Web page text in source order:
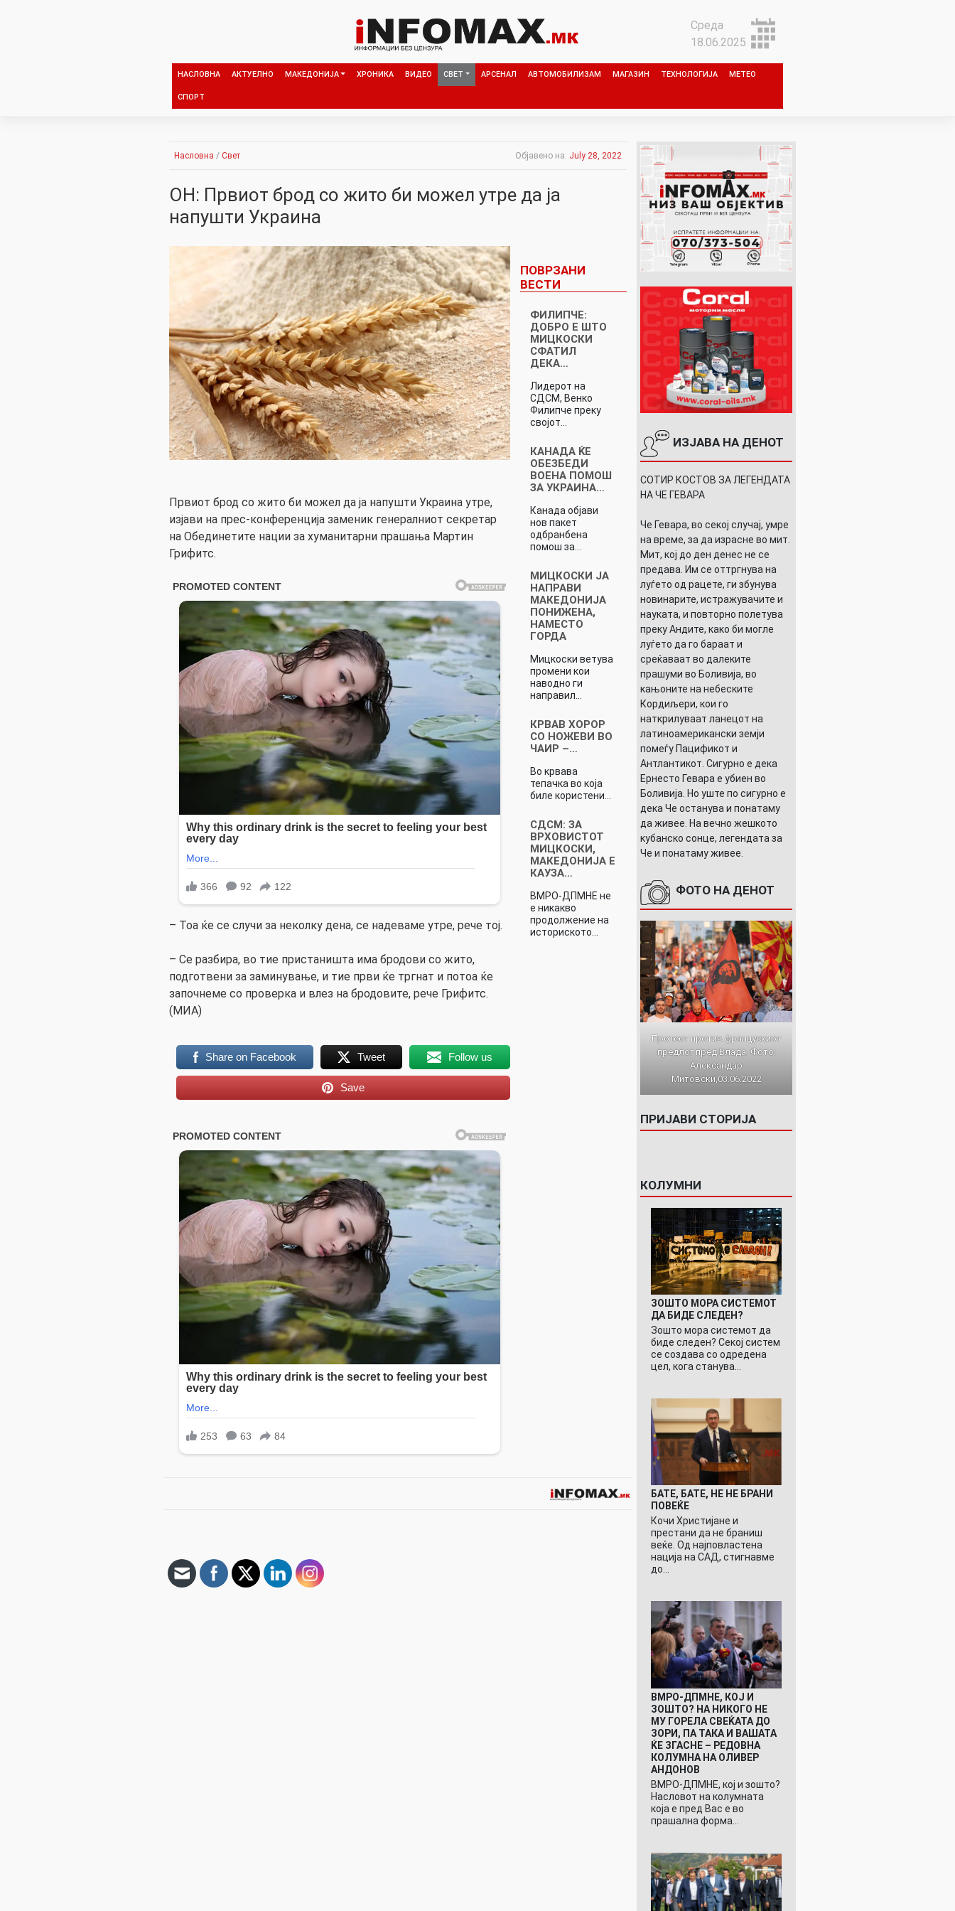
Среда
18.06.2025
НАСЛОВНА АКТУЕЛНО МАКЕДОНИЈА ХРОНИКА ВИДЕО СВЕТ АРСЕНАЛ АВТОМОБИЛИЗАМ МАГАЗИН ТЕХНОЛОГИЈА МЕТЕО
СПОРТ
Насловна / Свет Објавено на: July 28, 2022
ОН: Првиот брод со жито би можел утре да ја
напушти Украина
Првиот брод со жито би можел да ја напушти Украина утре,
изјави на прес-конференција заменик генералниот секретар
на Обединетите нации за хуманитарни прашања Мартин
Грифитс.
– Тоа ќе се случи за неколку дена, се надеваме утре, рече тој.
– Се разбира, во тие пристаништа има бродови со жито,
подготвени за заминување, и тие први ќе тргнат и потоа ќе
започнеме со проверка и влез на бродовите, рече Грифитс.
(МИА)
Share on Facebook Tweet Follow us
Save
ПОВРЗАНИ
ВЕСТИ
ФИЛИПЧЕ:
ДОБРО Е ШТО
МИЦКОСКИ
СФАТИЛ
ДЕКА…
Лидерот на
СДСМ, Венко
Филипче преку
својот…
КАНАДА ЌЕ
ОБЕЗБЕДИ
ВОЕНА ПОМОШ
ЗА УКРАИНА…
Канада објави
нов пакет
одбранбена
помош за…
МИЦКОСКИ ЈА
НАПРАВИ
МАКЕДОНИЈА
ПОНИЖЕНА,
НАМЕСТО
ГОРДА
Мицкоски ветува
промени кои
наводно ги
направил…
КРВАВ ХОРОР
СО НОЖЕВИ ВО
ЧАИР –…
Во крвава
тепачка во која
биле користени…
СДСМ: ЗА
ВРХОВИСТОТ
МИЦКОСКИ,
МАКЕДОНИЈА Е
КАУЗА…
ВМРО-ДПМНЕ не
е никакво
продолжение на
историското…
ИЗЈАВА НА ДЕНОТ
СОТИР КОСТОВ ЗА ЛЕГЕНДАТА
НА ЧЕ ГЕВАРА
Че Гевара, во секој случај, умре
на време, за да израсне во мит.
Мит, кој до ден денес не се
предава. Им се оттргнува на
луѓето од рацете, ги збунува
новинарите, истражувачите и
науката, и повторно полетува
преку Андите, како би могле
луѓето да го бараат и
среќаваат во далеките
прашуми во Боливија, во
кањоните на небеските
Кордиљери, кои го
наткрилуваат ланецот на
латиноамерикански земји
помеѓу Пацификот и
Антлантикот. Сигурно е дека
Ернесто Гевара е убиен во
Боливија. Но уште по сигурно е
дека Че останува и понатаму
да живее. На вечно жешкото
кубанско сонце, легендата за
Че и понатаму живее.
ФОТО НА ДЕНОТ
Протест против францускиот
предлог пред Влада. Фото:
Александар
Митовски,03.06.2022
ПРИЈАВИ СТОРИЈА
КОЛУМНИ
ЗОШТО МОРА СИСТЕМОТ
ДА БИДЕ СЛЕДЕН?
Зошто мора системот да
биде следен? Секој систем
се создава со одредена
цел, кога станува…
БАТЕ, БАТЕ, НЕ НЕ БРАНИ
ПОВЕЌЕ
Кочи Христијане и
престани да не браниш
веќе. Од најповластена
нација на САД, стигнавме
до…
ВМРО-ДПМНЕ, КОЈ И
ЗОШТО? НА НИКОГО НЕ
МУ ГОРЕЛА СВЕЌАТА ДО
ЗОРИ, ПА ТАКА И ВАШАТА
ЌЕ ЗГАСНЕ – РЕДОВНА
КОЛУМНА НА ОЛИВЕР
АНДОНОВ
ВМРО-ДПМНЕ, кој и зошто?
Насловот на колумната
која е пред Вас е во
прашална форма…